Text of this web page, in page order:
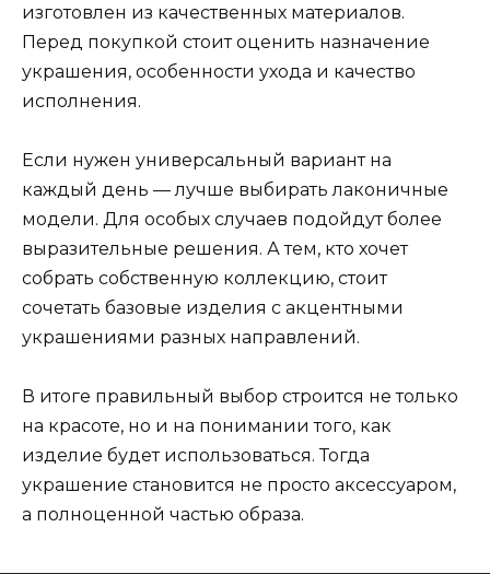
изготовлен из качественных материалов.
Перед покупкой стоит оценить назначение
украшения, особенности ухода и качество
исполнения.
Если нужен универсальный вариант на
каждый день — лучше выбирать лаконичные
модели. Для особых случаев подойдут более
выразительные решения. А тем, кто хочет
собрать собственную коллекцию, стоит
сочетать базовые изделия с акцентными
украшениями разных направлений.
В итоге правильный выбор строится не только
на красоте, но и на понимании того, как
изделие будет использоваться. Тогда
украшение становится не просто аксессуаром,
а полноценной частью образа.